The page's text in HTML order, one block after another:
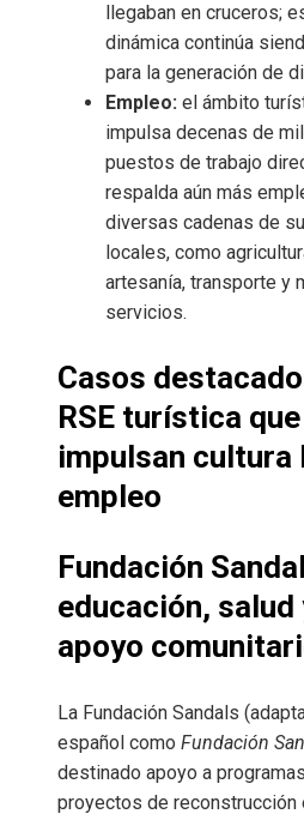
llegaban en cruceros;
dinámica continúa
para la generación de
Empleo: el ámbito
impulsa decenas de
puestos de trabajo
respalda aún más
diversas cadenas de
locales, como
artesanía, transporte y
servicios.
Casos
RSE turística que
impulsan cultura
empleo
Fundación
educación, salud
apoyo
La Fundación Sandals
español como Fundación
destinado apoyo a
proyectos de reconstrucción